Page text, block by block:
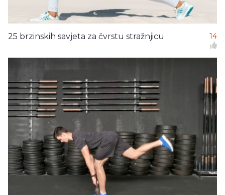
25 brzinskih savjeta za čvrstu stražnjicu 14